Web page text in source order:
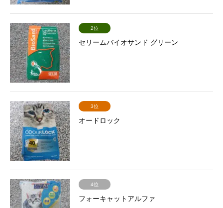
2位
セリームバイオサンド グリーン
3位
オードロック
4位
フォーキャットアルファ